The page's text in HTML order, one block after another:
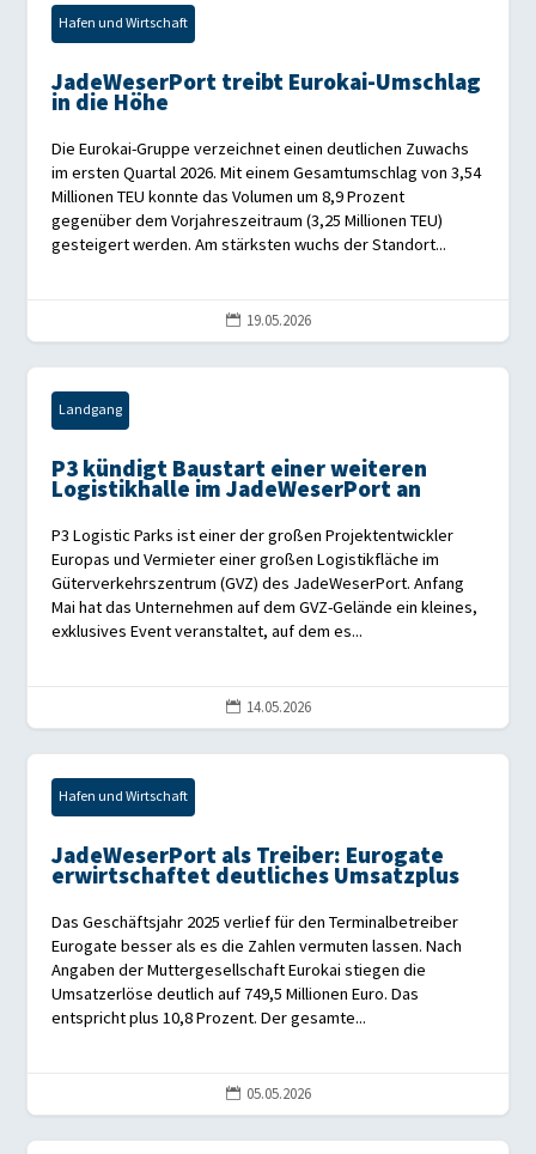
Hafen und Wirtschaft
JadeWeserPort treibt Eurokai-Umschlag
in die Höhe
Die Eurokai-Gruppe verzeichnet einen deutlichen Zuwachs
im ersten Quartal 2026. Mit einem Gesamtumschlag von 3,54
Millionen TEU konnte das Volumen um 8,9 Prozent
gegenüber dem Vorjahreszeitraum (3,25 Millionen TEU)
gesteigert werden. Am stärksten wuchs der Standort...
 19.05.2026
Landgang
P3 kündigt Baustart einer weiteren
Logistikhalle im JadeWeserPort an
P3 Logistic Parks ist einer der großen Projektentwickler
Europas und Vermieter einer großen Logistikfläche im
Güterverkehrszentrum (GVZ) des JadeWeserPort. Anfang
Mai hat das Unternehmen auf dem GVZ-Gelände ein kleines,
exklusives Event veranstaltet, auf dem es...
 14.05.2026
Hafen und Wirtschaft
JadeWeserPort als Treiber: Eurogate
erwirtschaftet deutliches Umsatzplus
Das Geschäftsjahr 2025 verlief für den Terminalbetreiber
Eurogate besser als es die Zahlen vermuten lassen. Nach
Angaben der Muttergesellschaft Eurokai stiegen die
Umsatzerlöse deutlich auf 749,5 Millionen Euro. Das
entspricht plus 10,8 Prozent. Der gesamte...
 05.05.2026